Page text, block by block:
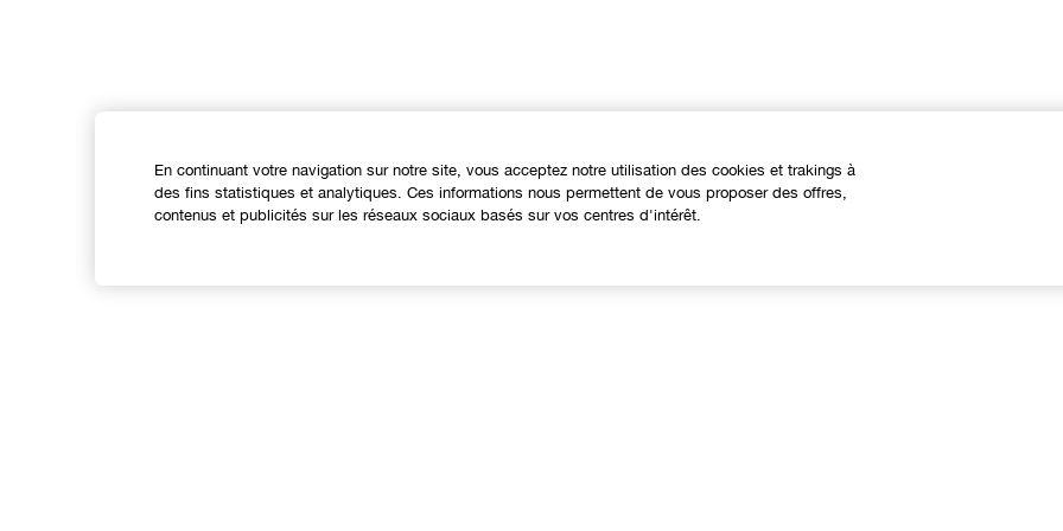
En continuant votre navigation sur notre site, vous acceptez notre utilisation des cookies et trakings à
des fins statistiques et analytiques. Ces informations nous permettent de vous proposer des offres,
contenus et publicités sur les réseaux sociaux basés sur vos centres d'intérêt.